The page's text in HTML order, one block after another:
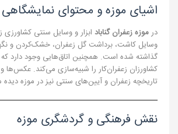
اشیای موزه و محتوای نمایشگاهی
درموزه زعفران گناباد ابزار و وسایل سنتی کشاورزی
وسایل کاشت، برداشت گل زعفران، خشک‌کردن و
گذاشته شده است. همچنین اتاق‌هایی وجود دارد که
کشاورزان زعفران‌کار را شبیه‌سازی می‌کند. عکس‌ها و
تاریخچه زعفران و آیین‌های سنتی نیز در موزه
نقش فرهنگی و گردشگری موزه